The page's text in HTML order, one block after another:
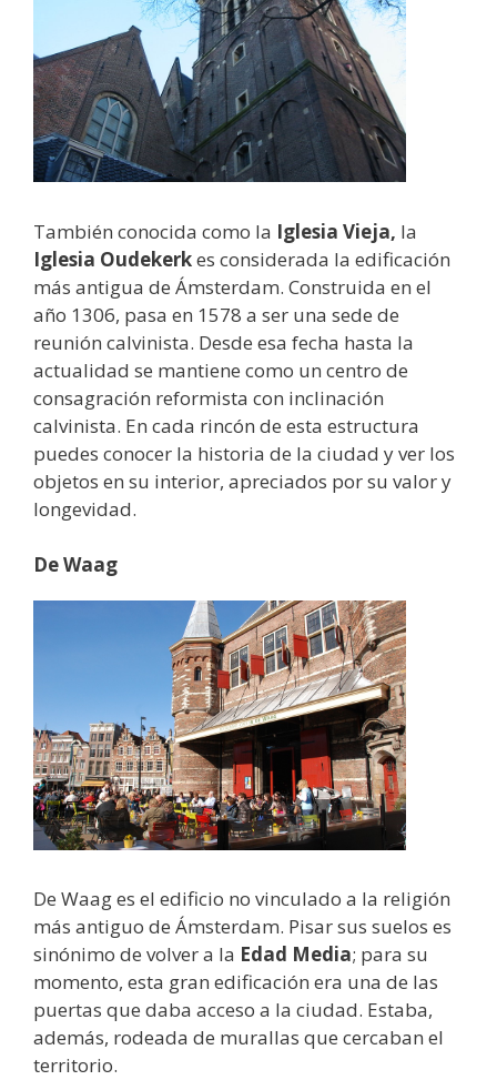
También conocida como la Iglesia Vieja, la
Iglesia Oudekerkes considerada la edificación
más antigua de Ámsterdam. Construida en el
año 1306, pasa en 1578 a ser una sede de
reunión calvinista. Desde esa fecha hasta la
actualidad se mantiene como un centro de
consagración reformista con inclinación
calvinista. En cada rincón de esta estructura
puedes conocer la historia de la ciudad y ver los
objetos en su interior, apreciados por su valor y
longevidad.
De Waag
De Waag es el edificio no vinculado a la religión
más antiguo de Ámsterdam. Pisar sus suelos es
sinónimo de volver a la Edad Media; para su
momento, esta gran edificación era una de las
puertas que daba acceso a la ciudad. Estaba,
además, rodeada de murallas que cercaban el
territorio.